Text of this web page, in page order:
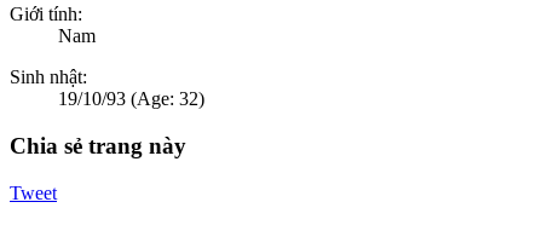
Giới tính:
Nam
Sinh nhật:
19/10/93 (Age: 32)
Chia sẻ trang này
Tweet